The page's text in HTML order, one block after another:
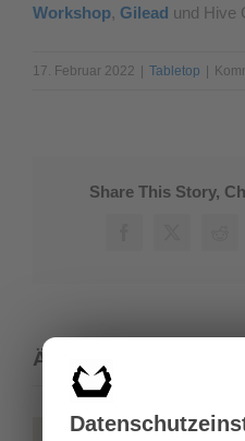
Workshop, Gilead und Hive
17. Februar 2022 Tabletop
Share This Story,
Ähnliche Beiträge